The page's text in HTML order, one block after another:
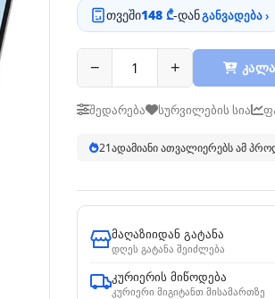
თვეში148 ₾-დანგანვადება ›
− +
შედარება სურვილების სია
21ადამიანი ათვალიერებს ამ
მაღაზიიდან გატანა
დღეს გატანა შეიძლება
კურიერის მიწოდება
კურიერი მიგიტანთ მისამართზე